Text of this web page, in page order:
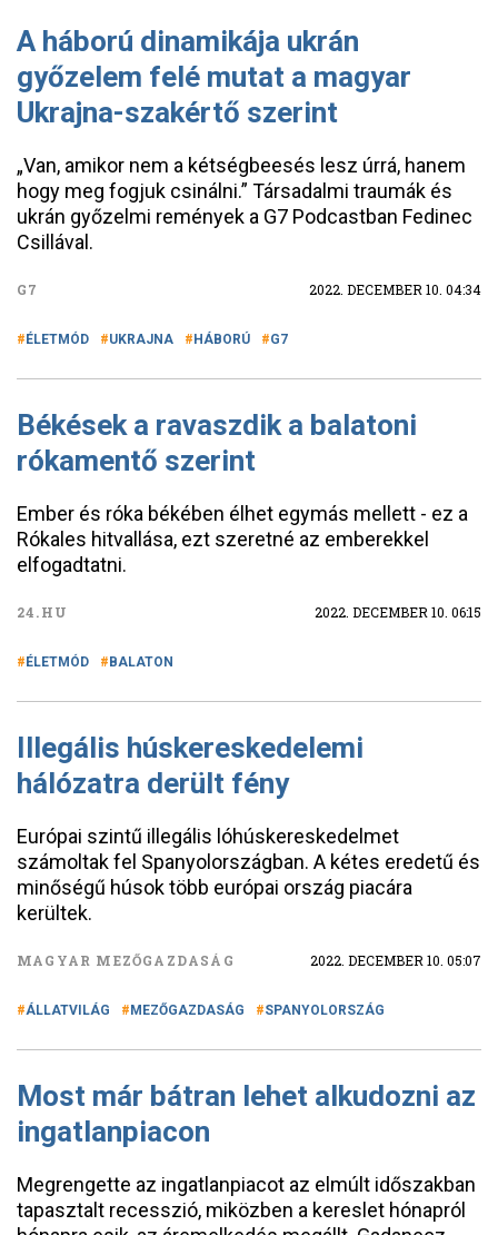
A háború dinamikája ukrán
győzelem felé mutat a magyar
Ukrajna-szakértő szerint
„Van, amikor nem a kétségbeesés lesz úrrá, hanem
hogy meg fogjuk csinálni.” Társadalmi traumák és
ukrán győzelmi remények a G7 Podcastban Fedinec
Csillával.
G7 2022. DECEMBER 10. 04:34
ÉLETMÓD UKRAJNA HÁBORÚ G7
Békések a ravaszdik a balatoni
rókamentő szerint
Ember és róka békében élhet egymás mellett - ez a
Rókales hitvallása, ezt szeretné az emberekkel
elfogadtatni.
24.HU 2022. DECEMBER 10. 06:15
ÉLETMÓD BALATON
Illegális húskereskedelemi
hálózatra derült fény
Európai szintű illegális lóhúskereskedelmet
számoltak fel Spanyolországban. A kétes eredetű és
minőségű húsok több európai ország piacára
kerültek.
MAGYAR MEZŐGAZDASÁG 2022. DECEMBER 10. 05:07
ÁLLATVILÁG MEZŐGAZDASÁG SPANYOLORSZÁG
Most már bátran lehet alkudozni az
ingatlanpiacon
Megrengette az ingatlanpiacot az elmúlt időszakban
tapasztalt recesszió, miközben a kereslet hónapról